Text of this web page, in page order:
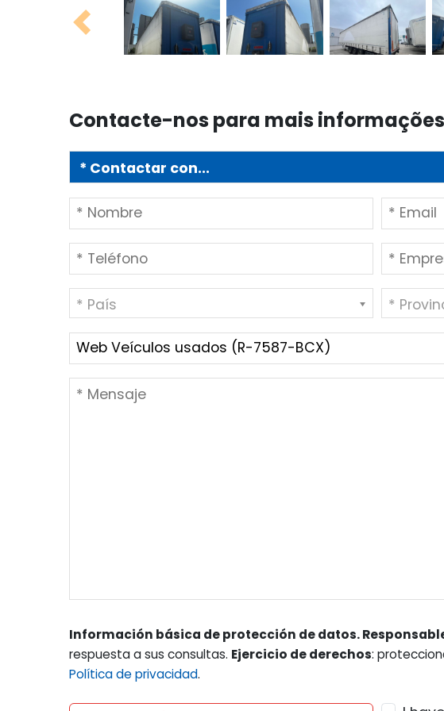
Previous
Contacte-nos para mais informações
* País *
Información básica de protección de datos.
respuesta a sus consultas. Ejercicio de derechos:
Política de privacidad.